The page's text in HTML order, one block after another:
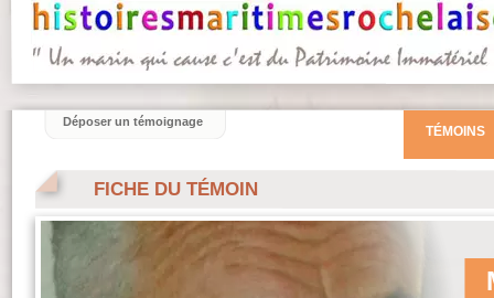
FICHE DU TÉMOIN
TÉMOINS
Déposer un témoignage